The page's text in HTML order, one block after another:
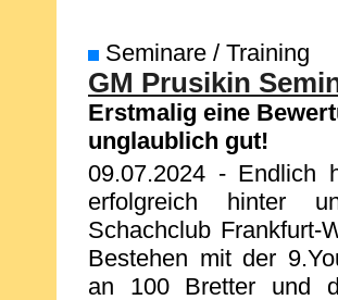
Seminare / Training
GM Prusikin
Erstmalig eine
unglaublich gut!
09.07.2024 - Endlich
erfolgreich hinter
Schachclub Frankfurt-
Bestehen mit der
an 100 Bretter und